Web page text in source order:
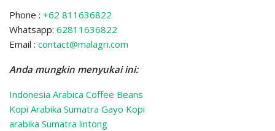
Phone : +62 811636822
Whatsapp: 62811636822
Email : contact@malagri.com
Anda mungkin menyukai ini:
Indonesia Arabica Coffee Beans
Kopi Arabika Sumatra Gayo Kopi
arabika Sumatra lintong